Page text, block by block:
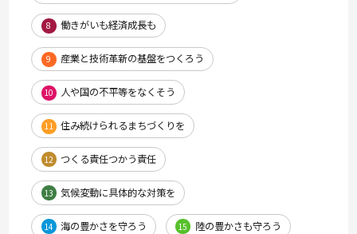
8 働きがいも経済成長も
9 産業と技術革新の基盤をつくろう
10 人や国の不平等をなくそう
11 住み続けられるまちづくりを
12 つくる責任つかう責任
13 気候変動に具体的な対策を
14 海の豊かさを守ろう 15 陸の豊かさも守ろう